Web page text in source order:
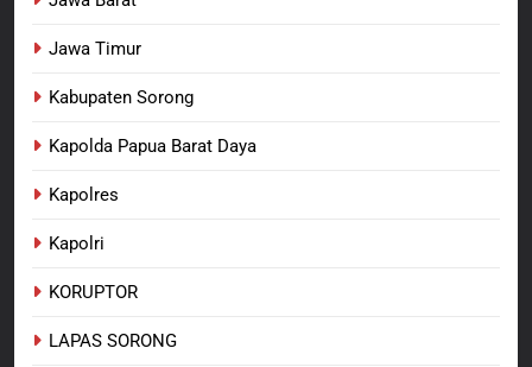
Jawa Timur
Kabupaten Sorong
Kapolda Papua Barat Daya
Kapolres
Kapolri
KORUPTOR
LAPAS SORONG